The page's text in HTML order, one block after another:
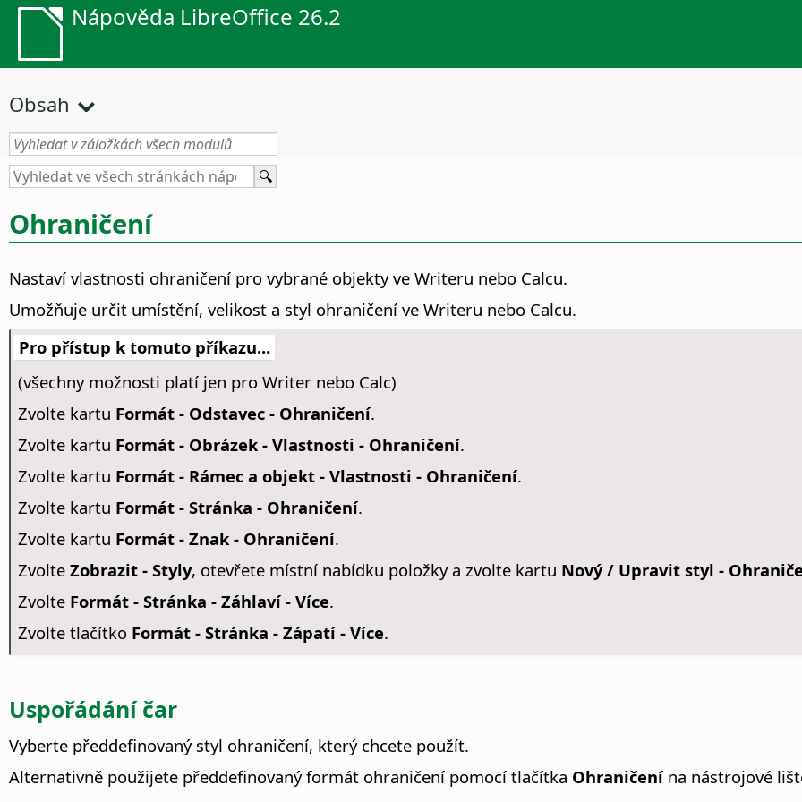
Nápověda LibreOffice 26.2
Obsah
Ohraničení
Nastaví vlastnosti ohraničení pro vybrané objekty ve Writeru nebo Calcu.
Umožňuje určit umístění, velikost a styl ohraničení ve Writeru nebo Calcu.
Pro přístup k tomuto příkazu...
(všechny možnosti platí jen pro Writer nebo Calc)
Zvolte kartu Formát - Odstavec - Ohraničení.
Zvolte kartu Formát - Obrázek - Vlastnosti - Ohraničení.
Zvolte kartu Formát - Rámec a objekt - Vlastnosti - Ohraničení.
Zvolte kartu Formát - Stránka - Ohraničení.
Zvolte kartu Formát - Znak - Ohraničení.
Zvolte Zobrazit - Styly, otevřete místní nabídku položky a zvolte kartu Nový / Upravit styl -
Zvolte Formát - Stránka - Záhlaví - Více.
Zvolte tlačítko Formát - Stránka - Zápatí - Více.
Uspořádání čar
Vyberte předdefinovaný styl ohraničení, který chcete použít.
Alternativně použijete předdefinovaný formát ohraničení pomocí tlačítka Ohraničenína nástrojové